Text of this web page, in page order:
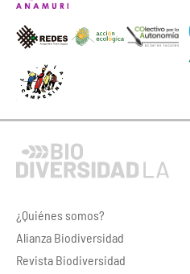
¿Quiénes somos?
Alianza Biodiversidad
Revista Biodiversidad